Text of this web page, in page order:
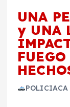
UNA
y UNA
POLICIACA